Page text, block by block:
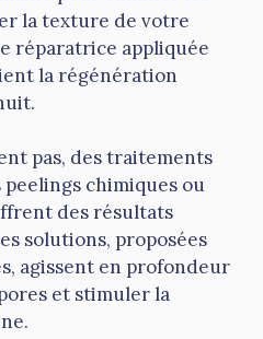
la texture de votre
réparatrice appliquée
la régénération
pas, des traitements
peelings chimiques ou
des résultats
solutions, proposées
agissent en profondeur
et stimuler la